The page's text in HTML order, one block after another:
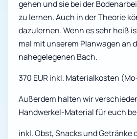
gehen und sie bei der
zu lernen. Auch in der Theorie
dazulernen. Wenn es sehr heiß
mal mit unserem Planwagen an
nahegelegenen Bach.
370 EUR inkl. Materialkosten
Außerdem halten wir
Handwerkel-Material für euch
inkl. Obst, Snacks und Getränke